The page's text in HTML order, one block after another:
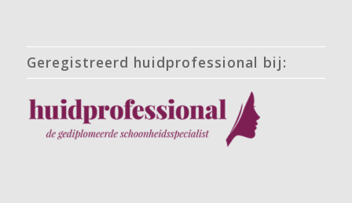
Geregistreerd huidprofessional bij: